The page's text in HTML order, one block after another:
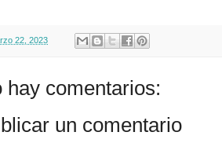
22, 2023
hay comentarios:
un comentario